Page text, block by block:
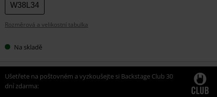
W38L34
Rozměrová a velikostní tabulka
Na skladě
Ušetřete na poštovném a vyzkoušejte si Backstage Club 30
dní zdarma: